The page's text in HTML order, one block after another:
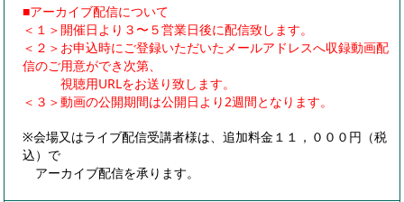
■アーカイブ配信について
＜１＞開催日より３〜５営業日後に配信致します。
＜２＞お申込時にご登録いただいたメールアドレスへ収録動画配
信のご用意ができ次第、
視聴用URLをお送り致します。
＜３＞動画の公開期間は公開日より2週間となります。
※会場又はライブ配信受講者様は、追加料金１１，０００円（税
込）で
アーカイブ配信を承ります。